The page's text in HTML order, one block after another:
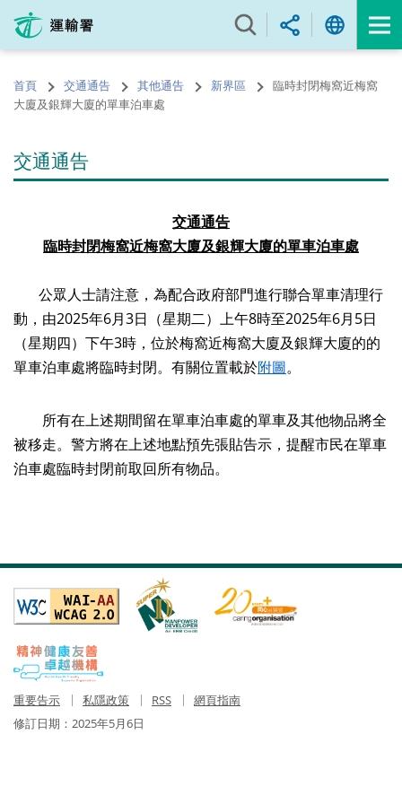
內
的首頁 交通通告 其他通告 新界區
臨時封閉梅窩近梅窩
大廈及銀輝大廈的單車泊車處
交通通告
交通通告
臨時封閉梅窩近梅窩大廈及銀輝大廈的單車泊車處
公眾人士請注意，為配合政府部門進行聯合單車清理行
動，由2025年6月3日（星期二）上午8時至2025年6月5日
（星期四）下午3時，位於梅窩近梅窩大廈及銀輝大廈的的
單車泊車處將臨時封閉。有關位置載於附圖。
所有在上述期間留在單車泊車處的單車及其他物品將全
被移走。警方將在上述地點預先張貼告示，提醒市民在單車
泊車處臨時封閉前取回所有物品。
重要告示 私隱政策 RSS
網頁指南
修訂日期： 2025年5月6日